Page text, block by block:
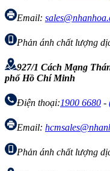
Email:
Phản ánh chất lượng
927/1 Cách Mạng
phố Hồ Chí Minh
Điện thoại:1900 6680 -
Email:
Phản ánh chất lượng